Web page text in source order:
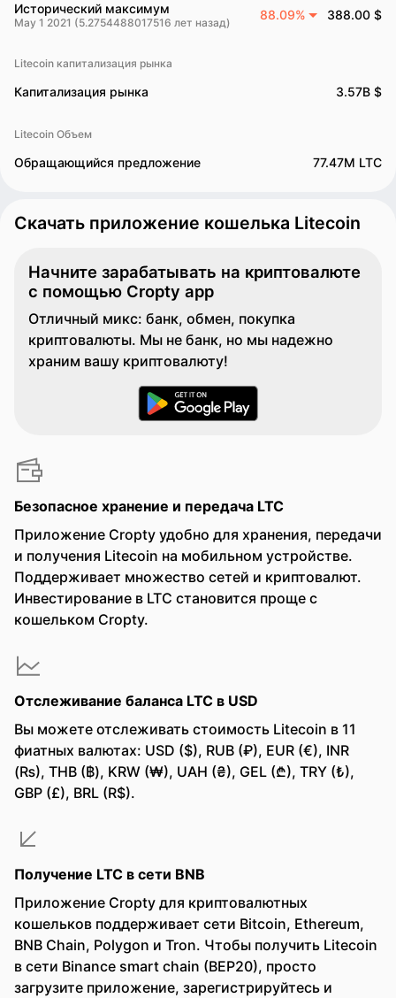
Исторический максимум
May 1 2021 (5.2754488017516 лет назад)
88.09% 388.00 $
Litecoin капитализация рынка
Капитализация рынка 3.57B $
Litecoin Объем
Обращающийся предложение 77.47M LTC
Скачать приложение кошелька Litecoin
Начните зарабатывать на криптовалюте
с помощью Cropty app
Отличный микс: банк, обмен, покупка
криптовалюты. Мы не банк, но мы надежно
храним вашу криптовалюту!
Безопасное хранение и передача LTC
Приложение Cropty удобно для хранения, передачи
и получения Litecoin на мобильном устройстве.
Поддерживает множество сетей и криптовалют.
Инвестирование в LTC становится проще с
кошельком Cropty.
Отслеживание баланса LTC в USD
Вы можете отслеживать стоимость Litecoin в 11
фиатных валютах: USD ($), RUB (₽), EUR (€), INR
(₨), THB (฿), KRW (₩), UAH (₴), GEL (₾), TRY (₺),
GBP (£), BRL (R$).
Получение LTC в сети BNB
Приложение Cropty для криптовалютных
кошельков поддерживает сети Bitcoin, Ethereum,
BNB Chain, Polygon и Tron. Чтобы получить Litecoin
в сети Binance smart chain (BEP20), просто
загрузите приложение, зарегистрируйтесь и